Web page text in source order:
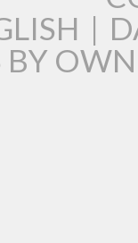
|
BY